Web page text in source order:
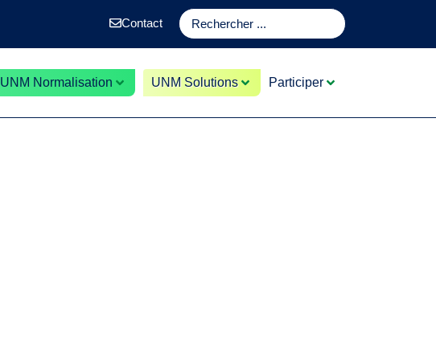
Contact
UNM Normalisation UNM Solutions Participer